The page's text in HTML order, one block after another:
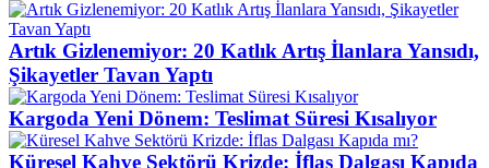
Artık Gizlenemiyor: 20 Katlık Artış İlanlara Yansıdı,
Şikayetler Tavan Yaptı
Kargoda Yeni Dönem: Teslimat Süresi Kısalıyor
Küresel Kahve Sektörü Krizde: İflas Dalgası Kapıda